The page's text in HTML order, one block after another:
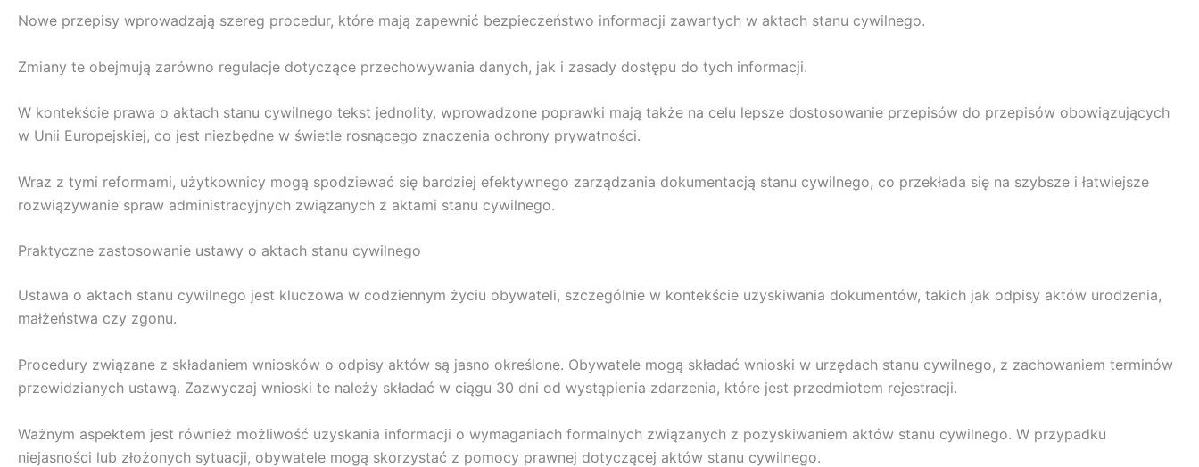
Nowe przepisy wprowadzają szereg procedur, które mają zapewnić bezpieczeństwo informacji zawartych w aktach stanu cywilnego.
Zmiany te obejmują zarówno regulacje dotyczące przechowywania danych, jak i zasady dostępu do tych informacji.
W kontekście prawa o aktach stanu cywilnego tekst jednolity, wprowadzone poprawki mają także na celu lepsze dostosowanie przepisów do przepisów obowiązujących
w Unii Europejskiej, co jest niezbędne w świetle rosnącego znaczenia ochrony prywatności.
Wraz z tymi reformami, użytkownicy mogą spodziewać się bardziej efektywnego zarządzania dokumentacją stanu cywilnego, co przekłada się na szybsze i łatwiejsze
rozwiązywanie spraw administracyjnych związanych z aktami stanu cywilnego.
Praktyczne zastosowanie ustawy o aktach stanu cywilnego
Ustawa o aktach stanu cywilnego jest kluczowa w codziennym życiu obywateli, szczególnie w kontekście uzyskiwania dokumentów, takich jak odpisy aktów urodzenia,
małżeństwa czy zgonu.
Procedury związane z składaniem wniosków o odpisy aktów są jasno określone. Obywatele mogą składać wnioski w urzędach stanu cywilnego, z zachowaniem terminów
przewidzianych ustawą. Zazwyczaj wnioski te należy składać w ciągu 30 dni od wystąpienia zdarzenia, które jest przedmiotem rejestracji.
Ważnym aspektem jest również możliwość uzyskania informacji o wymaganiach formalnych związanych z pozyskiwaniem aktów stanu cywilnego. W przypadku
niejasności lub złożonych sytuacji, obywatele mogą skorzystać z pomocy prawnej dotyczącej aktów stanu cywilnego.